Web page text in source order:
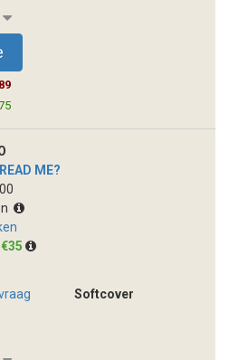
ME?
€35
Softcover